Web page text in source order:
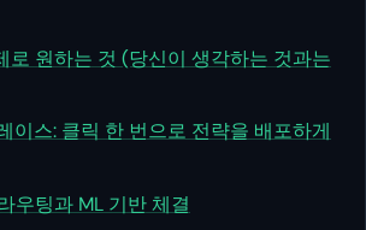
로 원하는 것 (당신이 생각하는 것과는
이스: 클릭 한 번으로 전략을 배포하게
우팅과 ML 기반 체결